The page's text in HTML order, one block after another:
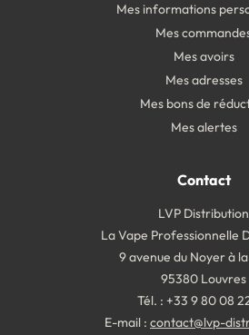
Mes informations
Mes
Mes avoirs
Mes adresses
Mes bons de
Mes alertes
Contact
LVP Distribution
La Vape Professionnelle
9 avenue du Noyer à
95380 Louvres
Tél. : +33 9 80 08
E-mail : contact@lvp-